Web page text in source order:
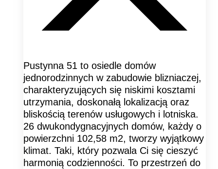
Pustynna 51 to osiedle domów
jednorodzinnych w zabudowie blizniaczej,
charakteryzujących się niskimi kosztami
utrzymania, doskonałą lokalizacją oraz
bliskością terenów usługowych i lotniska.
26 dwukondygnacyjnych domów, każdy o
powierzchni 102,58 m2, tworzy wyjątkowy
klimat. Taki, który pozwala Ci się cieszyć
harmonią codzienności. To przestrzeń do